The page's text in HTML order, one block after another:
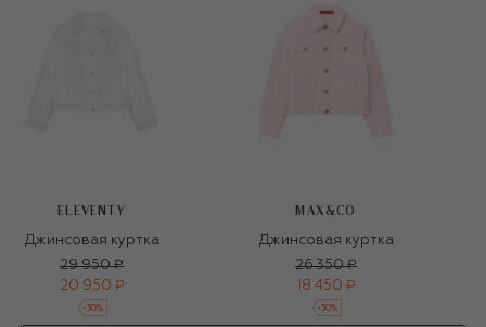
ELEVENTY
Джинсовая куртка
29 950 ₽
20 950 ₽
-30%
MAX&CO
Джинсовая куртка
26 350 ₽
18 450 ₽
-30%